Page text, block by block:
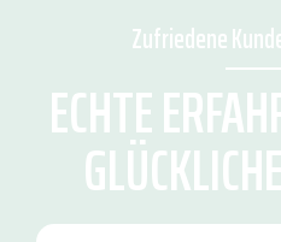
Zufriedene
ECHTE